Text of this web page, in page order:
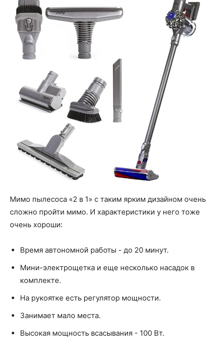
Мимо пылесоса «2 в 1» с таким ярким дизайном очень
сложно пройти мимо. И характеристики у него тоже
очень хороши:
Время автономной работы - до 20 минут.
Мини-электрощетка и еще несколько насадок в
комплекте.
На рукоятке есть регулятор мощности.
Занимает мало места.
Высокая мощность всасывания - 100 Вт.